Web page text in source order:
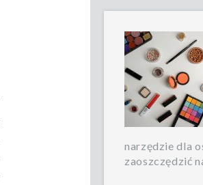
narzędzie dla
zaoszczędzić